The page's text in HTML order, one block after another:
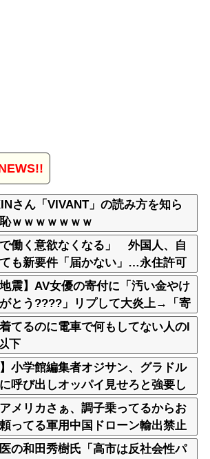
さん「VIVANT」の読み方を知ら
ｗｗｗｗｗｗｗ
で働く意欲なくなる」 外国人、自
も新要件「届かない」…永住許可
「日本離れ」か
地震】AV女優の寄付に「汚い金やけ
とう????」リプして大炎上→「寄
否定してない」「なんでみんなそ
言葉使えるの????」被害者面して
注ぐ
てるのに電車で何もしてない人のI
下
】小学館編集者オジサン、グラドル
呼び出しオッパイ見せろと強要し
ｗｗｗｗ
メリカさぁ、調子乗ってるからお
ってる軍用中国ドローン輸出禁止
」
の和田秀樹氏「高市は反社会性パ